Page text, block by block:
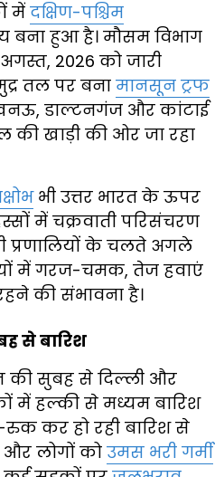
में दक्षिण-पश्चिम
बना हुआ है। मौसम विभाग
2026 को जारी
तल पर बना मानसून ट्रफ
डाल्टनगंज और कांटाई
की खाड़ी की ओर जा रहा
भी उत्तर भारत के ऊपर
में चक्रवाती परिसंचरण
प्रणालियों के चलते अगले
में गरज-चमक, तेज हवाएं
की संभावना है।
से बारिश
सुबह से दिल्ली और
में हल्की से मध्यम बारिश
रुक कर हो रही बारिश से
और लोगों को उमस भरी गर्मी